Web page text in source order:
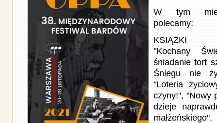
W tym
polecamy:
KSIĄŻKI
"Kochany
śniadanie tort
Śniegu nie
"Loteria
czyny!", "Nowy
dzieje